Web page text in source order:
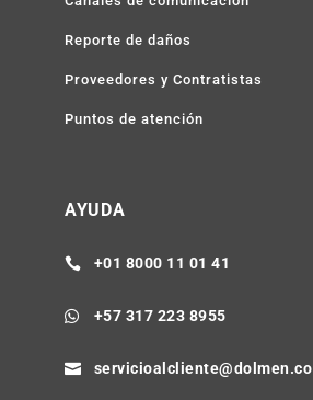
Reporte de daños
Proveedores y Contratistas
Puntos de atención
AYUDA
 +01 8000 11 01 41
 +57 317 223 8955
 servicioalcliente@dolmen.co